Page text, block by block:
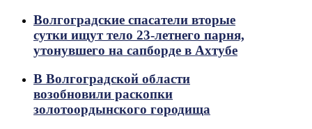
Волгоградские спасатели вторые
сутки ищут тело 23-летнего парня,
утонувшего на сапборде в Ахтубе
В Волгоградской области
возобновили раскопки
золотоордынского городища